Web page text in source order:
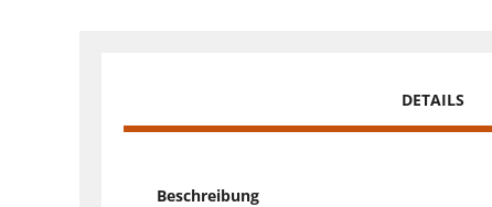
DETAILS
Beschreibung